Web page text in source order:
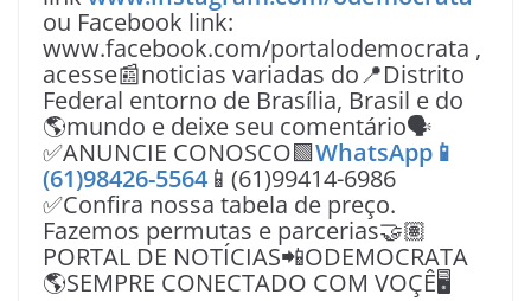
ou Facebook link:
www.facebook.com/portalodemocrata ,
acesse📰noticias variadas do📍Distrito
Federal entorno de Brasília, Brasil e do
🌎mundo e deixe seu comentário🗣
✅ANUNCIE CONOSCO🟩WhatsApp📱
(61)98426-5564 📱(61)99414-6986
✅Confira nossa tabela de preço.
Fazemos permutas e parcerias🤝🏽
PORTAL DE NOTÍCIAS📲ODEMOCRATA
🌎SEMPRE CONECTADO COM VOÇÊ🖥️